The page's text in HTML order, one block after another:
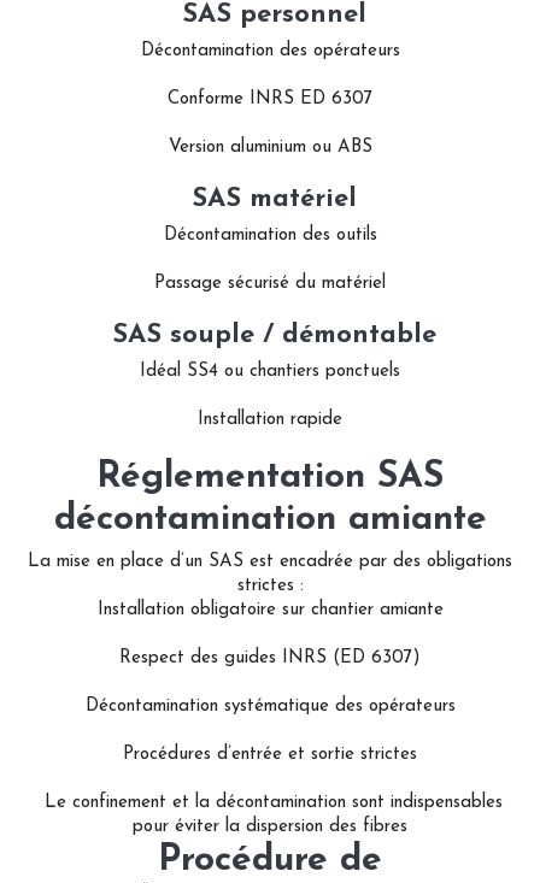
SAS personnel
Décontamination des opérateurs
Conforme INRS ED 6307
Version aluminium ou ABS
SAS matériel
Décontamination des outils
Passage sécurisé du matériel
SAS souple / démontable
Idéal SS4 ou chantiers ponctuels
Installation rapide
Réglementation SAS
décontamination amiante
La mise en place d’un SAS est encadrée par des obligations
strictes :
Installation obligatoire sur chantier amiante
Respect des guides INRS (ED 6307)
Décontamination systématique des opérateurs
Procédures d’entrée et sortie strictes
Le confinement et la décontamination sont indispensables
pour éviter la dispersion des fibres
Procédure de